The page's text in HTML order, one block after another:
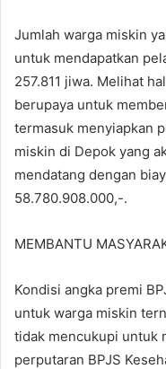
Jumlah warga miskin
untuk mendapatkan
257.811 jiwa. Melihat
berupaya untuk
termasuk menyiapkan
miskin di Depok yang
mendatang dengan
58.780.908.000,-.
MEMBANTU
Kondisi angka premi
untuk warga miskin
tidak mencukupi untuk
perputaran BPJS